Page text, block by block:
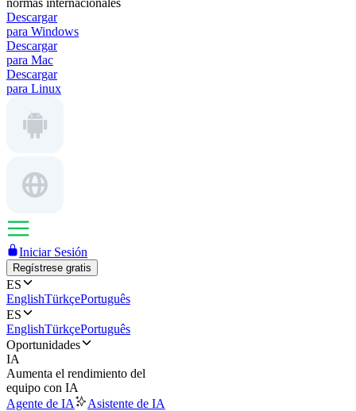
normas internacionales
Descargar
para Windows
Descargar
para Mac
Descargar
para Linux
Iniciar Sesión
Regístrese gratis
ES
EnglishTürkçePortuguês
ES
EnglishTürkçePortuguês
Oportunidades
IA
Aumenta el rendimiento del
equipo con IA
Agente de IA
Asistente de IA